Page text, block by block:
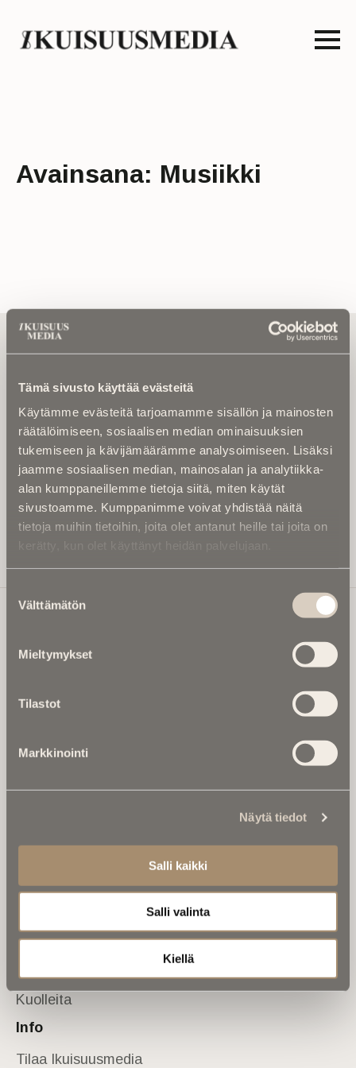
Tämä sivusto käyttää evästeitä
Käytämme evästeitä tarjoamamme sisällön ja mainosten
räätälöimiseen, sosiaalisen median ominaisuuksien
tukemiseen ja kävijämäärämme analysoimiseen. Lisäksi
jaamme sosiaalisen median, mainosalan ja analytiikka-
alan kumppaneillemme tietoja siitä, miten käytät
sivustoamme. Kumppanimme voivat yhdistää näitä
tietoja muihin tietoihin, joita olet antanut heille tai joita on
kerätty, kun olet käyttänyt heidän palvelujaan.
valinta
Välttämätön
Mieltymykset
Tilastot
Markkinointi
Näytä tiedot
Salli kaikki
Salli valinta
Kiellä
Avainsana: Musiikki
Tilaa uutiskirje - Pääset heti parhaiden
artikkelien pariin!
Kirjoita alle sähköpostiosoitteesi niin saat kaksi kertaa
etteivät kiinnostavat artikkelit jää huomaamatta.
Uutiskirje on maksuton eikä se velvoita mihinkään.
Kirjoita tähän sähköpostiosoite, johon haluat uutiskirjeen
tulevan:
Tilaa Uutiskirje
Ikuisuusmedia
valtakunnallinen mediabrändi. Julkaisemme uusimmat
kuolinuutiset ja kuolintiedot.
Anna palautetta
Muistokirjoituksia
Kuolema koskettaa
Asiantuntijoilta
Kuolleita
Info
Tilaa Ikuisuusmedia